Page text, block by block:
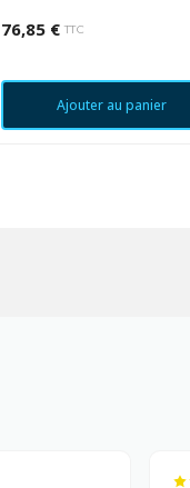
76,85 € TTC
Ajouter au panier